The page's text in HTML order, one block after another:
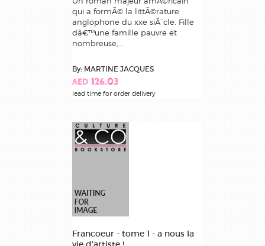
qui a formÃ© la littÃ©rature
anglophone du xxe siÃ¨cle. Fille
dâ€™une famille pauvre et
nombreuse,...
By: MARTINE JACQUES
AED 126.03
lead time for order delivery
Francoeur - tome 1 - a nous la